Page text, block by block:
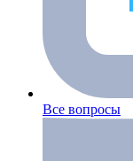
Все вопросы